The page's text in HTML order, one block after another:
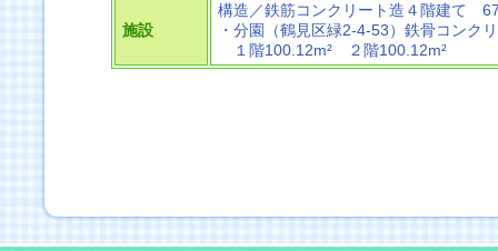
施設
構造／鉄筋コンクリート造４階建て
・分園（鶴見区緑2-4-53）鉄骨コンク
１階100.12m² ２階100.12m²